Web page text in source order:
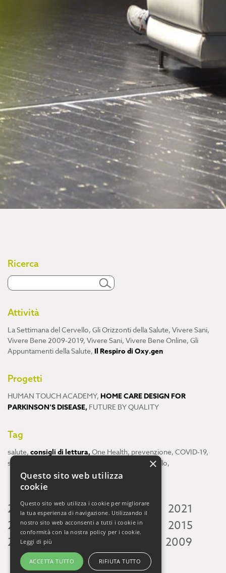
Ricerca
Attività
La Settimana del Cervello, Gli Orizzonti della Salute, Vivere Sani,
Vivere Bene 2009-2019, Vivere Sani, Vivere Bene Online, Gli
Appuntamenti della Salute, Il Respiro di Oxy.gen
Progetti
HUMAN TOUCH ACADEMY, HOME CARE DESIGN FOR
PARKINSON’S DISEASE, FUTURE BY QUALITY
Tag
salute, consigli di lettura,One Health, prevenzione, COVID-19,
scienza
cervello,
2026 2025 2024 2023 2022
2021
2020 2019 2018 2017 2016
2015
2014 2013 2009
×
Questo sito web utilizza
cookie
Questo sito web utilizza i cookie per migliorare
la tua esperienza di navigazione. Utilizzando il
nostro sito web acconsenti a tutti i cookie in
conformità con la nostra policy per i cookie.
Leggi di più
ACCETTA TUTTO RIFIUTA TUTTO